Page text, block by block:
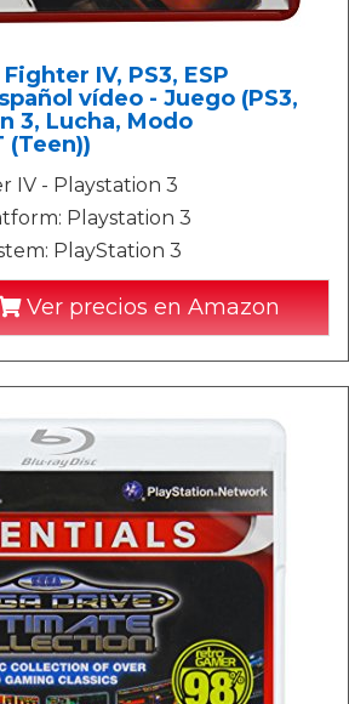
IV, PS3, ESP
vídeo - Juego (PS3,
3, Lucha, Modo
IV - Playstation 3
Playstation 3
PlayStation 3
Ver precios en Amazon